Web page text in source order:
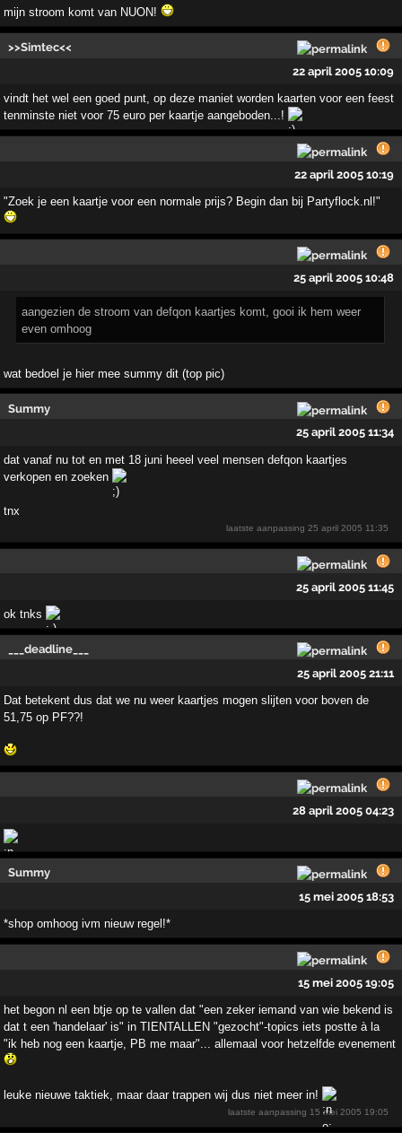
mijn stroom komt van NUON!
>>Simtec<<
22 april 2005 10:09
vindt het wel een goed punt, op deze maniet worden kaarten voor een feest
tenminste niet voor 75 euro per kaartje aangeboden...!
22 april 2005 10:19
"Zoek je een kaartje voor een normale prijs? Begin dan bij Partyflock.nl!"
25 april 2005 10:48
aangezien de stroom van defqon kaartjes komt, gooi ik hem weer
even omhoog
wat bedoel je hier mee summy dit (top pic)
Summy
25 april 2005 11:34
dat vanaf nu tot en met 18 juni heeel veel mensen defqon kaartjes
verkopen en zoeken
tnx
laatste aanpassing25 april 2005 11:35
25 april 2005 11:45
ok tnks
___deadline___
25 april 2005 21:11
Dat betekent dus dat we nu weer kaartjes mogen slijten voor boven de
51,75 op PF??!
28 april 2005 04:23
Summy
15 mei 2005 18:53
*shop omhoog ivm nieuw regel!*
15 mei 2005 19:05
het begon nl een btje op te vallen dat "een zeker iemand van wie bekend is
dat t een 'handelaar' is" in TIENTALLEN "gezocht"-topics iets postte à la
"ik heb nog een kaartje, PB me maar"... allemaal voor hetzelfde evenement
leuke nieuwe taktiek, maar daar trappen wij dus niet meer in!
laatste aanpassing 15 mei 2005 19:05